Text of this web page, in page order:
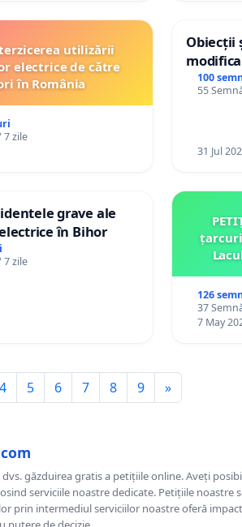
utilizării
electrice de către
în România
7 zile
Obiecții
100
55
31 Jul
grave ale
în Bihor
7 zile
126
37
7 May
4 5 6 7 8 9 »
găzduirea gratis a petițiile online. Aveți
serviciile noastre dedicate. Petițiile noastre
prin intermediul serviciilor noastre oferă